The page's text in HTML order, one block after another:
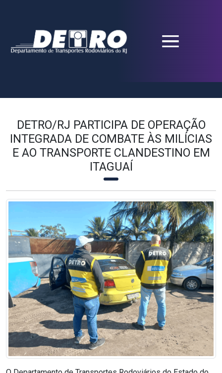
DETRO/RJ PARTICIPA DE OPERAÇÃO
INTEGRADA DE COMBATE ÀS MILÍCIAS
E AO TRANSPORTE CLANDESTINO EM
ITAGUAÍ